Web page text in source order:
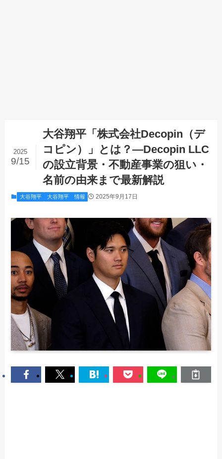
大谷翔平「株式会社Decopin（デ
コピン）」とは？—Decopin LLC
の設立背景・不動産事業の狙い・
名前の由来まで最新解説
2025
9/15
大谷翔平 大谷翔平 情報 2025年9月17日